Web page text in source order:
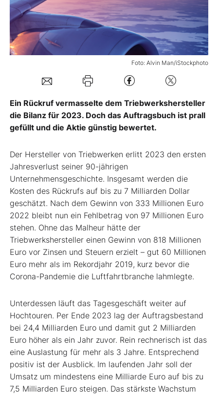
Mein Konto
Foto: Alvin Man/iStockphoto
Ein Rückruf vermasselte dem Triebwerkshersteller
die Bilanz für 2023. Doch das Auftragsbuch ist prall
gefüllt und die Aktie günstig bewertet.
Der Hersteller von Triebwerken erlitt 2023 den ersten
Jahresverlust seiner 90-jährigen
Unternehmensgeschichte. Insgesamt werden die
Kosten des Rückrufs auf bis zu 7 Milliarden Dollar
geschätzt. Nach dem Gewinn von 333 Millionen Euro
2022 bleibt nun ein Fehlbetrag von 97 Millionen Euro
stehen. Ohne das Malheur hätte der
Triebwerkshersteller einen Gewinn von 818 Millionen
Euro vor Zinsen und Steuern erzielt – gut 60 Millionen
Euro mehr als im Rekordjahr 2019, kurz bevor die
Corona-Pandemie die Luftfahrtbranche lahmlegte.
Unterdessen läuft das Tagesgeschäft weiter auf
Hochtouren. Per Ende 2023 lag der Auftragsbestand
bei 24,4 Milliarden Euro und damit gut 2 Milliarden
Euro höher als ein Jahr zuvor. Rein rechnerisch ist das
eine Auslastung für mehr als 3 Jahre. Entsprechend
positiv ist der Ausblick. Im laufenden Jahr soll der
Umsatz um mindestens eine Milliarde Euro auf bis zu
7,5 Milliarden Euro steigen. Das stärkste Wachstum